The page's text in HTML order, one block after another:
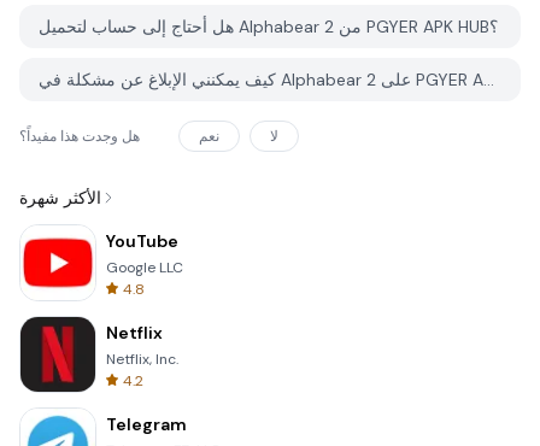
هل أحتاج إلى حساب لتحميل Alphabear 2 من PGYER APK HUB؟
كيف يمكنني الإبلاغ عن مشكلة في Alphabear 2 على PGYER APK HUB؟
هل وجدت هذا مفيداً؟ نعم لا
الأكثر شهرة
YouTube
Google LLC
4.8
Netflix
Netflix, Inc.
4.2
Telegram